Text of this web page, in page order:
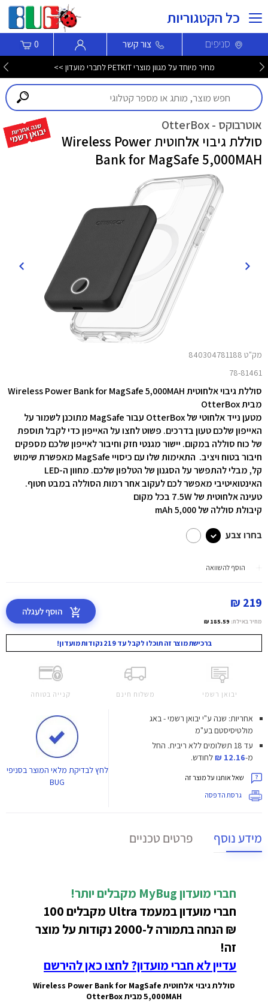
כל הקטגוריות
סניפים צור קשר 0
מחיר מיוחד על מגוון מוצרי PETKIT לחברי מועדון >>
אוטרבוקס - OtterBox
סוללת גיבוי אלחוטית Wireless Power
Bank for MagSafe 5,000MAH
מק"ט 840304781188
78-81461
סוללת גיבוי אלחוטית Wireless Power Bank for MagSafe5,000MAH
מבית OtterBox
מטען נייד אלחוטי של OtterBox עבור MagSafe מתוכנן לשמור על
האייפון שלכם טעון בדרכים. פשוט לחצו על האייפון כדי לקבל תוספת
של כוח סוללה במקום. יישור מגנטי חזק וחיבור לאייפון שלכם מספקים
חיבור בטוח ויציב. התאימות שלו עם כיסויי MagSafe מאפשרת שימוש
קל, מבלי להתפשר על הסגנון של הטלפון שלכם. מחוון ה-LED
האינטואיטיבי מאפשר לכם לעקוב אחר רמות הסוללה במבט חטוף.
טעינה אלחוטית של 7.5W בכל מקום
קיבולת סוללה של 5,000 mAh
בחרו צבע
הוסף להשוואה
219 ₪
מחיר באילת: 185.59 ₪
הוסף לעגלה
ברכישת מוצר זה תוכלו לקבל עד 219 נקודות מועדון!
יבואן רשמי משלוח חינם קנייה בטוחה
אחריות: שנה ע"י יבואן רשמי - באג
מולטיסיסטם בע"מ
עד 18 תשלומים ללא ריבית.
החל
מ-12.16 ₪ לחודש.
שאל אותנו על מוצר זה
גרסת הדפסה
לחץלבדיקת מלאי המוצר בסניפי
BUG
מידע נוסף פרטים טכניים
חברי מועדון MyBug מקבלים יותר!
חברי מועדון במעמד Ultra מקבלים 100
₪
הנחה בתמורה ל-2000 נקודות על מוצר
זה!
עדיין לא חברי מועדון? לחצו כאן להירשם
סוללת גיבוי אלחוטית Wireless Power Bank for MagSafe
5,000MAHמבית OtterBox